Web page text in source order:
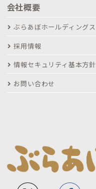
会社概要
ぶらあぼホールディングス
採用情報
情報セキュリティ基本方針
お問い合わせ